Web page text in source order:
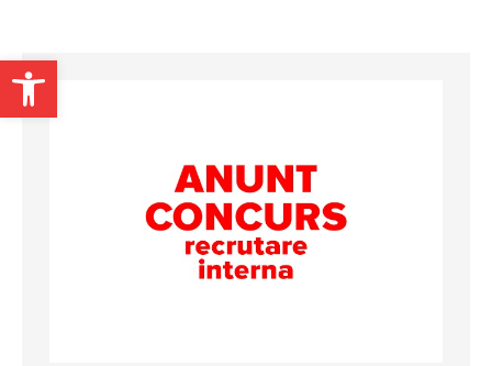
Open toolbar